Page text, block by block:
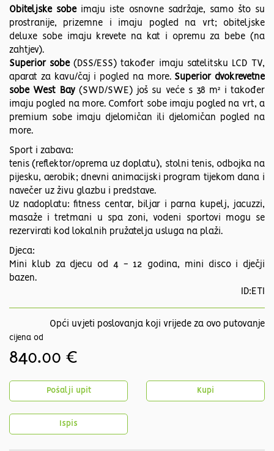
Obiteljske sobeimaju iste osnovne sadržaje, samo što su
prostranije, prizemne i imaju pogled na vrt; obiteljske
deluxe sobe imaju krevete na kat i opremu za bebe (na
zahtjev).
Superior sobe(DSS/ESS) također imaju satelitsku LCD TV,
aparat za kavu/čaj i pogled na more. Superior dvokrevetne
sobe West Bay (SWD/SWE) još su veće s 38 m² i također
imaju pogled na more. Comfort sobe imaju pogled na vrt, a
premium sobe imaju djelomičan ili djelomičan pogled na
more.
Sport i zabava:
tenis (reflektor/oprema uz doplatu), stolni tenis, odbojka na
pijesku, aerobik; dnevni animacijski program tijekom dana i
navečer uz živu glazbu i predstave.
Uz nadoplatu: fitness centar, biljar i parna kupelj, jacuzzi,
masaže i tretmani u spa zoni, vodeni sportovi mogu se
rezervirati kod lokalnih pružatelja usluga na plaži.
Djeca:
Mini klub za djecu od 4 - 12 godina, mini disco i dječji
bazen.
ID:ETI
Opći uvjeti poslovanja koji vrijede za ovo putovanje
cijena od
840.00 €
Pošalji upit Kupi
Ispis